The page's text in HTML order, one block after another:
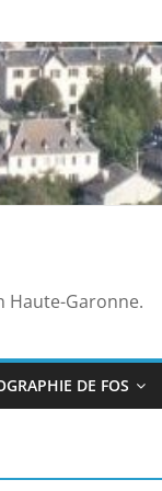
Haute-Garonne.
DE FOS